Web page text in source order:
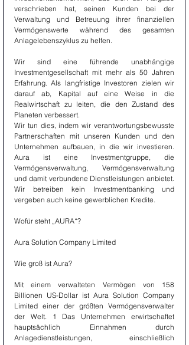
verschrieben hat, seinen Kunden bei der
Verwaltung und Betreuung ihrer finanziellen
Vermögenswerte während des gesamten
Anlagelebenszyklus zu helfen.
Wir sind eine führende unabhängige
Investmentgesellschaft mit mehr als 50 Jahren
Erfahrung. Als langfristige Investoren zielen wir
darauf ab, Kapital auf eine Weise in die
Realwirtschaft zu leiten, die den Zustand des
Planeten verbessert.
Wir tun dies, indem wir verantwortungsbewusste
Partnerschaften mit unseren Kunden und den
Unternehmen aufbauen, in die wir investieren.
Aura ist eine Investmentgruppe, die
Vermögensverwaltung, Vermögensverwaltung
und damit verbundene Dienstleistungen anbietet.
Wir betreiben kein Investmentbanking und
vergeben auch keine gewerblichen Kredite.
Wofür steht „AURA“?
Aura Solution Company Limited
Wie groß ist Aura?
Mit einem verwalteten Vermögen von 158
Billionen US-Dollar ist Aura Solution Company
Limited einer der größten Vermögensverwalter
der Welt. 1 Das Unternehmen erwirtschaftet
hauptsächlich Einnahmen durch
Anlagedienstleistungen, einschließlich